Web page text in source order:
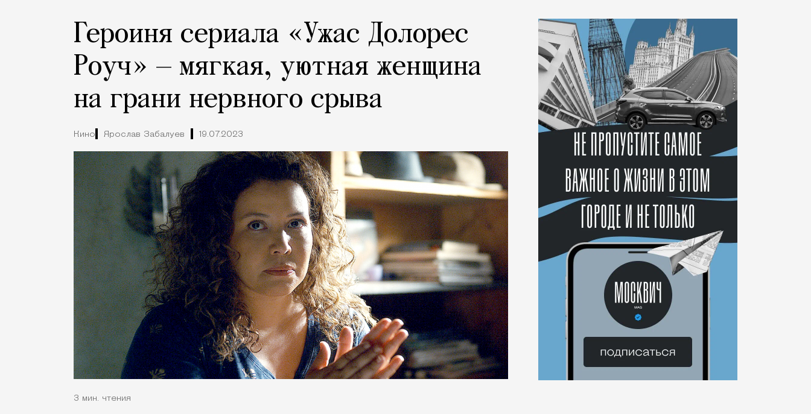
Героиня сериала «Ужас Долорес
Роуч» — мягкая, уютная женщина
на грани нервного срыва
Кино Ярослав Забалуев 19.07.2023
3 мин. чтения